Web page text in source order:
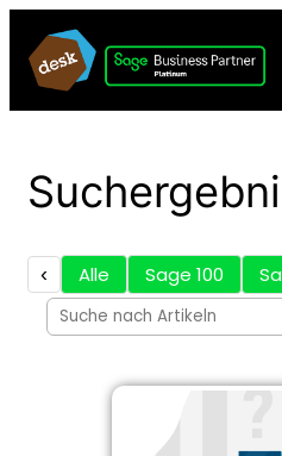
‹ Alle Sage 100